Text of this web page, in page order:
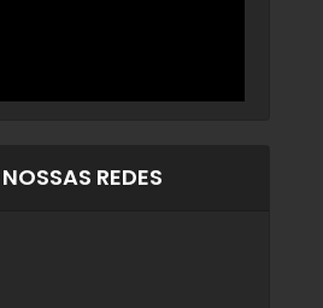
REDES